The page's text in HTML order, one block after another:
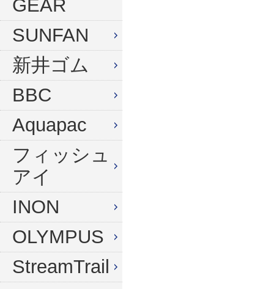
GEAR
SUNFAN
新井ゴム
BBC
Aquapac
フィッシュ
アイ
INON
OLYMPUS
StreamTrail